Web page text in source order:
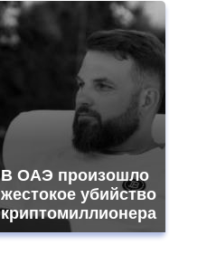
В ОАЭ произошло
жестокое убийство
криптомиллионера